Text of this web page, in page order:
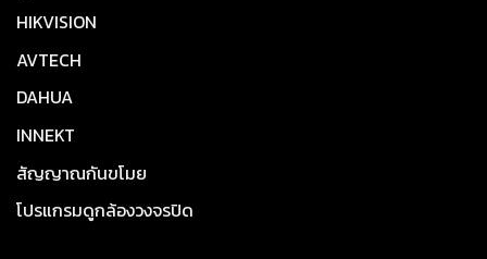
HIKVISION
AVTECH
DAHUA
INNEKT
สัญญาณกันขโมย
โปรแกรมดูกล้องวงจรปิด